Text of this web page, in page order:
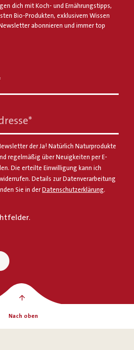
dich mit Koch- und Ernährungstipps,
Bio-Produkten, exklusivem Wissen
abonnieren und immer top
*
der Ja! Natürlich Naturprodukte
regelmäßig über Neuigkeiten per E-
Die erteilte Einwilligung kann ich
Details zur Datenverarbeitung
Sie in derDatenschutzerklärung.
Nach oben